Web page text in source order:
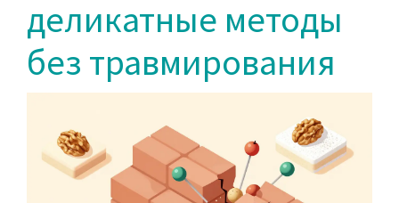
деликатные методы
без травмирования